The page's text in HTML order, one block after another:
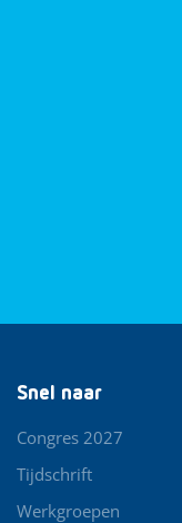
Snel naar
Congres 2027
Tijdschrift
Werkgroepen